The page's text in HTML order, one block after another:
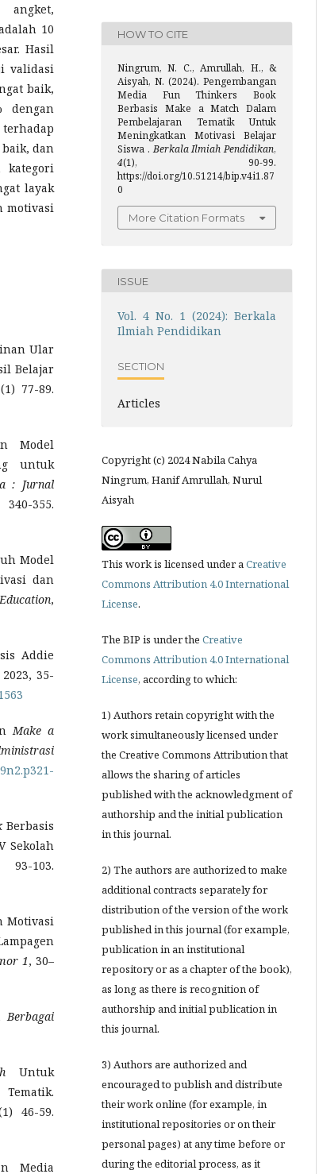
angket,
10
Hasil
validasi
baik,
dengan
dan
kategori
layak
motivasi
Ular
Belajar
(1) 77-89.
Model
untuk
: Jurnal
355.
Model
dan
,
Addie
35-
Make a
Berbasis
Sekolah
93-103.
Motivasi
1, 30–
Berbagai
Untuk
46-59.
Media
HOW TO CITE
Ningrum, N. C., Amrullah, H., &
Aisyah, N. (2024). Pengembangan
Media Fun Thinkers Book
Berbasis Make a Match Dalam
Pembelajaran Tematik Untuk
Meningkatkan Motivasi Belajar
Siswa .Berkala Ilmiah Pendidikan,
4(1), 90-99.
https://doi.org/10.51214/bip.v4i1.87
0
More Citation Formats
ISSUE
Vol. 4 No. 1 (2024): Berkala
Ilmiah Pendidikan
SECTION
Articles
Copyright (c) 2024 Nabila Cahya
Ningrum, Hanif Amrullah, Nurul
Aisyah
This work is licensed under aCreative
Commons Attribution 4.0 International
License.
The BIP is under the Creative
Commons Attribution 4.0 International
License, according to which:
1) Authors retain copyright with the
work simultaneously licensed under
the Creative Commons Attribution that
allows the sharing of articles
published with the acknowledgment of
authorship and the initial publication
in this journal.
2) The authors are authorized to make
additional contracts separately for
distribution of the version of the work
published in this journal (for example,
publication in an institutional
repository or as a chapter of the book),
as long as there is recognition of
authorship and initial publication in
this journal.
3) Authors are authorized and
encouraged to publish and distribute
their work online (for example, in
institutional repositories or on their
personal pages) at any time before or
during the editorial process, as it